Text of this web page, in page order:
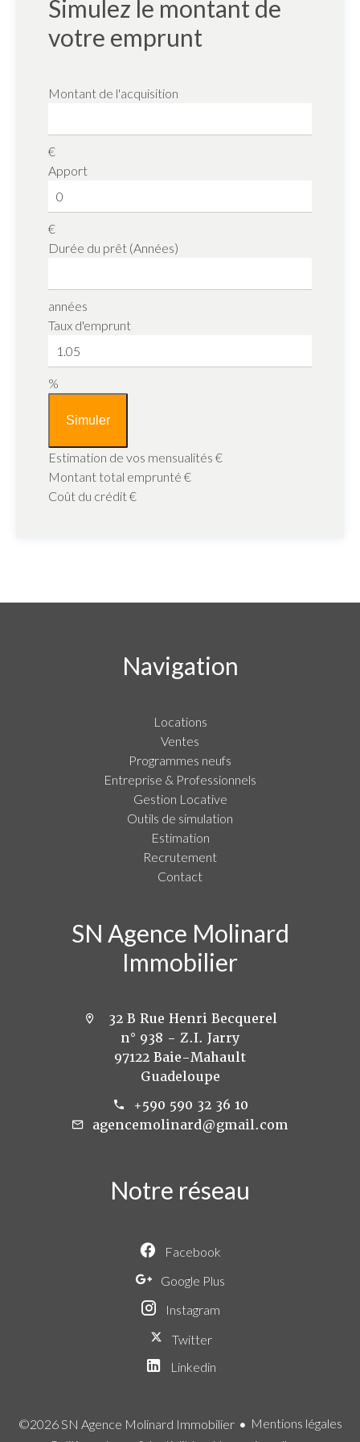
Simulez le montant de
votre emprunt
Montant de l'acquisition
€
Apport
€
Durée du prêt (Années)
années
Taux d'emprunt
%
Simuler
Estimation de vos mensualités €
Montant total emprunté €
Coût du crédit€
Navigation
Locations
Ventes
Programmes neufs
Entreprise & Professionnels
Gestion Locative
Outils de simulation
Estimation
Recrutement
Contact
SN Agence Molinard
Immobilier
32 B Rue Henri Becquerel
n° 938 - Z.I. Jarry
97122 Baie-Mahault
Guadeloupe
+590 590 32 36 10
agencemolinard@gmail.com
Notre réseau
Facebook
Google Plus
Instagram
Twitter
Linkedin
©2026 SN Agence Molinard Immobilier
Mentions légales